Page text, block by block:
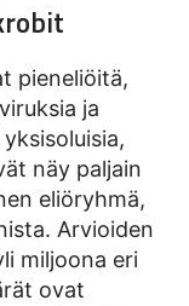
pieneliöitä,
ja
näy paljain
eliöryhmä,
Arvioiden
miljoona eri
ovat